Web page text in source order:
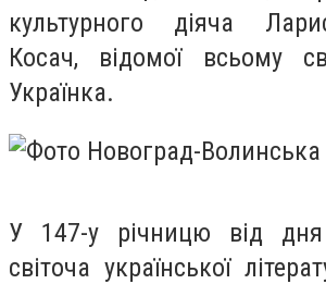
культурного діяча
Косач, відомої всьому
Українка.
У 147-у річницю від
світоча української